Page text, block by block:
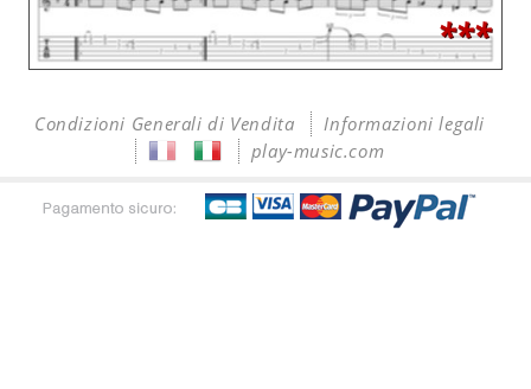
***
Condizioni Generali di Vendita
Informazioni legali
play-music.com